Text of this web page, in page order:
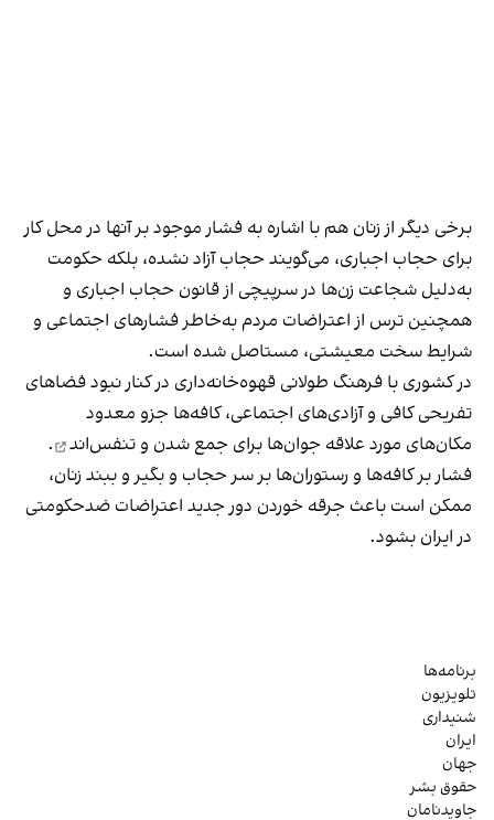
برخی دیگر از زنان هم با اشاره به فشار موجود بر آنها در محل کار
برای حجاب اجباری، می‌گویند حجاب آزاد نشده، بلکه حکومت
به‌دلیل شجاعت زن‌ها در سرپیچی از قانون حجاب اجباری و
همچنین ترس از اعتراضات مردم به‌خاطر فشارهای اجتماعی و
شرایط سخت معیشتی، مستاصل شده است.
در کشوری با فرهنگ طولانی قهوه‌‌خانه‌داری در کنار نبود فضاهای
تفریحی کافی و آزادی‌های اجتماعی، کافه‌ها جزو معدود
مکان‌های مورد علاقه جوان‌ها برای جمع شدن و تنفس‌اند
.
فشار بر کافه‌ها و رستوران‌ها بر سر حجاب و بگیر و ببند زنان،
ممکن است باعث جرقه خوردن دور جدید اعتراضات ضدحکومتی
در ایران بشود.
برنامه‌ها
تلویزیون
شنیداری
ایران
جهان
حقوق بشر
جاویدنامان